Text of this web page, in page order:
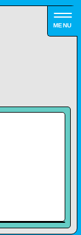
MENU